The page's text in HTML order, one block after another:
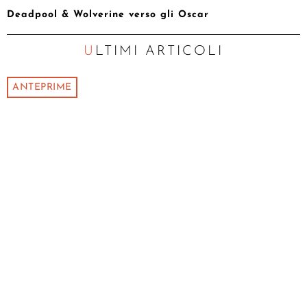
Deadpool & Wolverine verso gli Oscar
ULTIMI ARTICOLI
ANTEPRIME